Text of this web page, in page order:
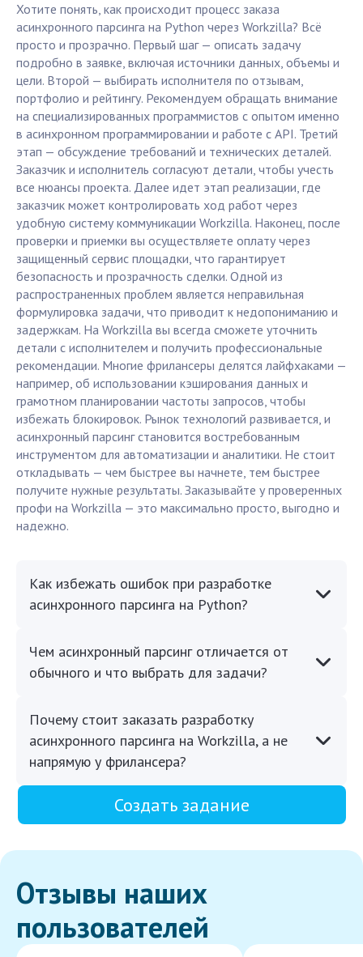
Хотите понять, как происходит процесс заказа
асинхронного парсинга на Python через Workzilla? Всё
просто и прозрачно. Первый шаг — описать задачу
подробно в заявке, включая источники данных, объемы и
цели. Второй — выбирать исполнителя по отзывам,
портфолио и рейтингу. Рекомендуем обращать внимание
на специализированных программистов с опытом именно
в асинхронном программировании и работе с API. Третий
этап — обсуждение требований и технических деталей.
Заказчик и исполнитель согласуют детали, чтобы учесть
все нюансы проекта. Далее идет этап реализации, где
заказчик может контролировать ход работ через
удобную систему коммуникации Workzilla. Наконец, после
проверки и приемки вы осуществляете оплату через
защищенный сервис площадки, что гарантирует
безопасность и прозрачность сделки. Одной из
распространенных проблем является неправильная
формулировка задачи, что приводит к недопониманию и
задержкам. На Workzilla вы всегда сможете уточнить
детали с исполнителем и получить профессиональные
рекомендации. Многие фрилансеры делятся лайфхаками —
например, об использовании кэширования данных и
грамотном планировании частоты запросов, чтобы
избежать блокировок. Рынок технологий развивается, и
асинхронный парсинг становится востребованным
инструментом для автоматизации и аналитики. Не стоит
откладывать — чем быстрее вы начнете, тем быстрее
получите нужные результаты. Заказывайте у проверенных
профи на Workzilla — это максимально просто, выгодно и
надежно.
Как избежать ошибок при разработке
асинхронного парсинга на Python?
Чем асинхронный парсинг отличается от
обычного и что выбрать для задачи?
Почему стоит заказать разработку
асинхронного парсинга на Workzilla, а не
напрямую у фрилансера?
Создать задание
Отзывы наших
пользователей